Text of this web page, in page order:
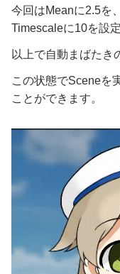
今回はMeanに2.5を
Timescaleに10を設定
以上で自動まばたき
この状態でSceneを
ことができます。